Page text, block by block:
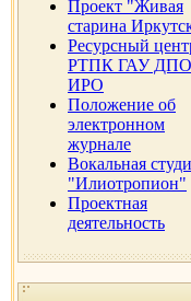
Проект "Живая
старина
Ресурсный
РТПК ГАУ ДПО
ИРО
Положение об
электронном
журнале
Вокальная
"Илиотропион"
Проектная
деятельность